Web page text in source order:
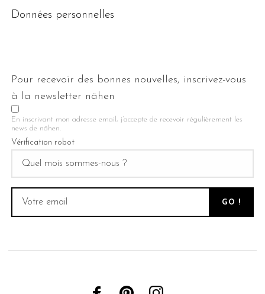
Données personnelles
Pour recevoir des bonnes nouvelles, inscrivez-vous
à la newsletter nähen
En inscrivant mon adresse email, j’accepte de recevoir régulièrement les
news de nähen.
Vérification robot